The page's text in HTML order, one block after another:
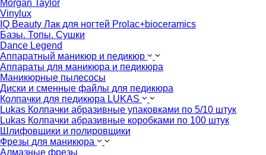
Morgan Taylor
Vinylux
IQ Beauty Лак для ногтей Prolac+bioceramics
Базы. Топы. Сушки
Dance Legend
Аппаратный маникюр и педикюр
Аппараты для маникюра и педикюра
Маникюрные пылесосы
Диски и сменные файлы для педикюра
Колпачки для педикюра LUKAS
Lukas Колпачки абразивные упаковками по 5/10 штук
Lukas Колпачки абразивные коробками по 100 штук
Шлифовщики и полировщики
Фрезы для маникюра
Алмазные фрезы